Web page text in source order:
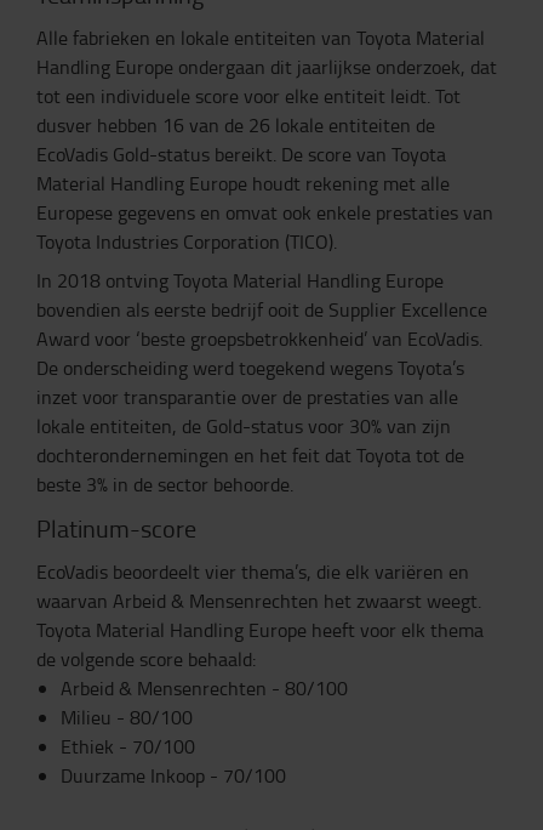
Alle fabrieken en lokale entiteiten van Toyota Material
Handling Europe ondergaan dit jaarlijkse onderzoek, dat
tot een individuele score voor elke entiteit leidt. Tot
dusver hebben 16 van de 26 lokale entiteiten de
EcoVadis Gold-status bereikt. De score van Toyota
Material Handling Europe houdt rekening met alle
Europese gegevens en omvat ook enkele prestaties van
Toyota Industries Corporation (TICO).
In 2018 ontving Toyota Material Handling Europe
bovendien als eerste bedrijf ooit de Supplier Excellence
Award voor ‘beste groepsbetrokkenheid’ van EcoVadis.
De onderscheiding werd toegekend wegens Toyota’s
inzet voor transparantie over de prestaties van alle
lokale entiteiten, de Gold-status voor 30% van zijn
dochterondernemingen en het feit dat Toyota tot de
beste 3% in de sector behoorde.
Platinum-score
EcoVadis beoordeelt vier thema’s, die elk variëren en
waarvan Arbeid & Mensenrechten het zwaarst weegt.
Toyota Material Handling Europe heeft voor elk thema
de volgende score behaald:
Arbeid & Mensenrechten - 80/100
Milieu - 80/100
Ethiek - 70/100
Duurzame Inkoop - 70/100